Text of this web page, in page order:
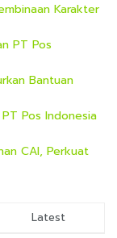
Karakter
PT Pos
Bantuan
Pos Indonesia
CAI, Perkuat
Latest